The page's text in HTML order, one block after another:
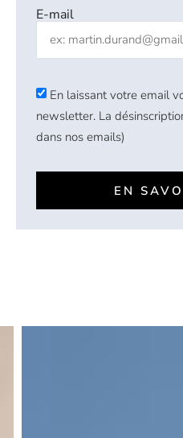
E-mail
En laissant votre email
newsletter. La
dans nos emails)
EN